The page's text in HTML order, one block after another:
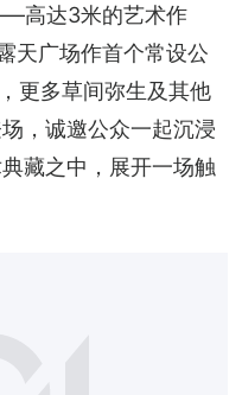
高达3米的艺术作
天广场作首个常设公
更多草间弥生及其他
，诚邀公众一起沉浸
藏之中，展开一场触